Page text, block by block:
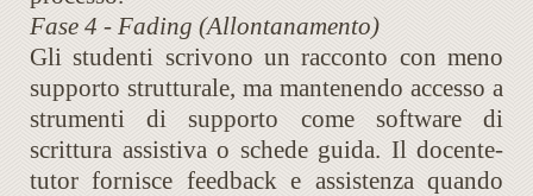
Fase 4 - Fading (Allontanamento)
Gli studenti scrivono un racconto con meno
supporto strutturale, ma mantenendo accesso a
strumenti di supporto come software di
scrittura assistiva o schede guida. Il docente-
tutor fornisce feedback e assistenza quando